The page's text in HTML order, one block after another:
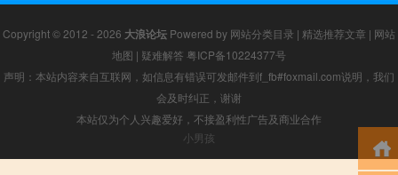
Copyright © 2012 - 2026 大浪论坛 Powered by 网站分类目录 | 精选推荐文章 | 网站
地图 | 疑难解答 粤ICP备10224377号
声明：本站内容来自互联网，如信息有错误可发邮件到f_fb#foxmail.com说明，我们
会及时纠正，谢谢
本站仅为个人兴趣爱好，不接盈利性广告及商业合作
小男孩